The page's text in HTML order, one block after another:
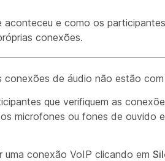
aconteceu e como os
conexões.
conexões de áudio não estão
que verifiquem as
microfones ou fones de ouvido
uma conexão VoIP clicando em